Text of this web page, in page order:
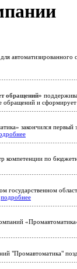
обращений»
и
закончился
компетенции по
государственном
подробнее
"Промавтоматика"